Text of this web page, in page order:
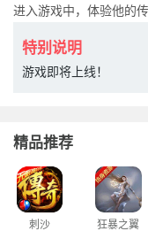
进入游戏中，体验他的传
特别说明
游戏即将上线！
精品推荐
刺沙 狂暴之翼